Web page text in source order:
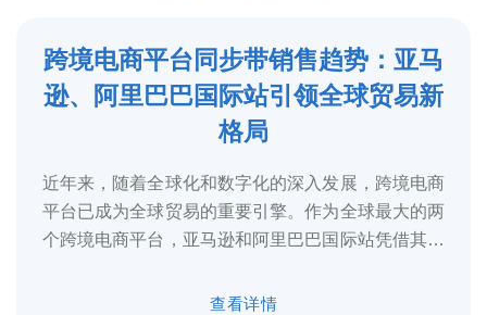
5
2025-3
跨境电商平台同步带销售趋势：亚马
逊、阿里巴巴国际站引领全球贸易新
格局
近年来，随着全球化和数字化的深入发展，跨境电商
平台已成为全球贸易的重要引擎。作为全球最大的两
个跨境电商平台，亚马逊和阿里巴巴国际站凭借其庞
查看详情